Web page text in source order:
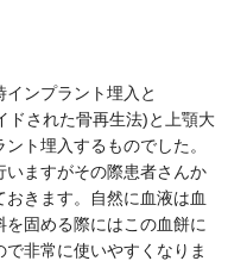
ンプラント埋入と
された骨再生法)と上顎大
ト埋入するものでした。
ますがその際患者さんか
きます。自然に血液は血
固める際にはこの血餅に
非常に使いやすくなりま